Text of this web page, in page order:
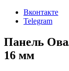
Вконтакте
Telegram
Панель
16 мм